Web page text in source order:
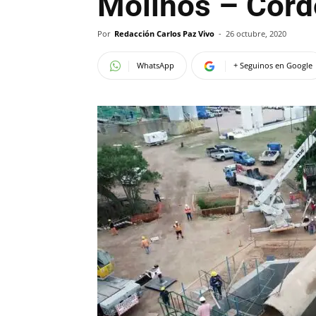
Por Redacción Carlos Paz Vivo - 26 octubre, 2020
WhatsApp + Seguinos en Google